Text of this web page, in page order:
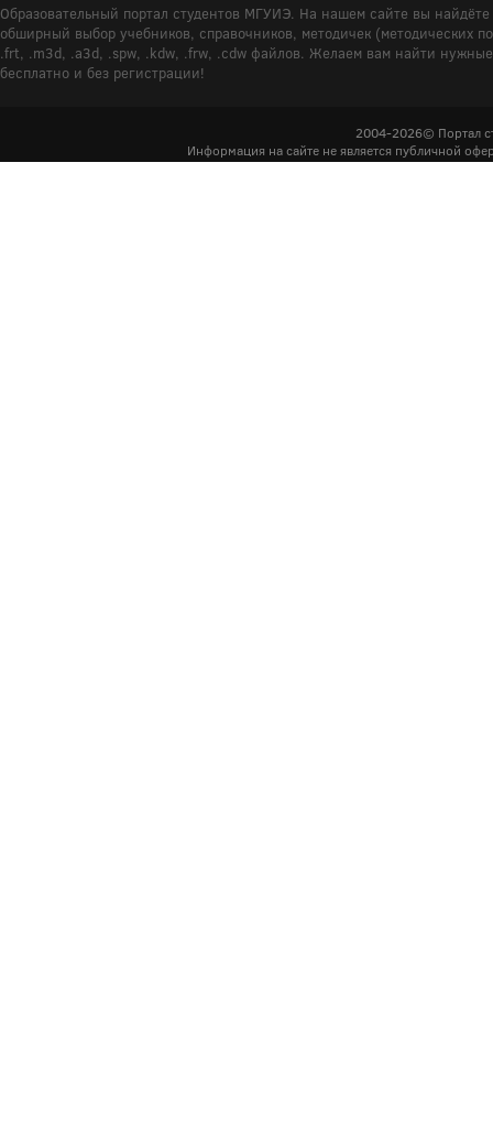
Образовательный портал студентов МГУИЭ. На нашем сайте вы
обширный выбор учебников, справочников, методичек (методических
.frt, .m3d, .a3d, .spw, .kdw, .frw, .cdw файлов. Желаем вам найти
бесплатно и без регистрации!
2004-2026© Портал
Информация на сайте не является публичной